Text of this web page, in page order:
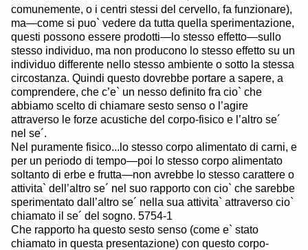
comunemente, o i centri stessi del cervello, fa funzionare),
ma—come si puo` vedere da tutta quella sperimentazione,
questi possono essere prodotti—lo stesso effetto—sullo
stesso individuo, ma non producono lo stesso effetto su un
individuo differente nello stesso ambiente o sotto la stessa
circostanza. Quindi questo dovrebbe portare a sapere, a
comprendere, che c’e` un nesso definito fra cio` che
abbiamo scelto di chiamare sesto senso o l’agire
attraverso le forze acustiche del corpo-fisico e l’altro se´
nel se´.
Nel puramente fisico...lo stesso corpo alimentato di carni, e
per un periodo di tempo—poi lo stesso corpo alimentato
soltanto di erbe e frutta—non avrebbe lo stesso carattere o
attivita` dell’altro se´ nel suo rapporto con cio` che sarebbe
sperimentato dall’altro se´ nella sua attivita` attraverso cio`
chiamato il se´ del sogno. 5754-1
Che rapporto ha questo sesto senso (come e` stato
chiamato in questa presentazione) con questo corpo-